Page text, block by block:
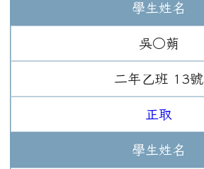
學生姓名
吳○蒴
二年 乙班 13號
正取
學生姓名